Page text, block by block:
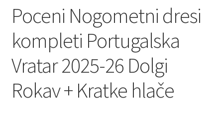
Poceni Nogometni dresi
kompleti Portugalska
Vratar 2025-26 Dolgi
Rokav + Kratke hlače